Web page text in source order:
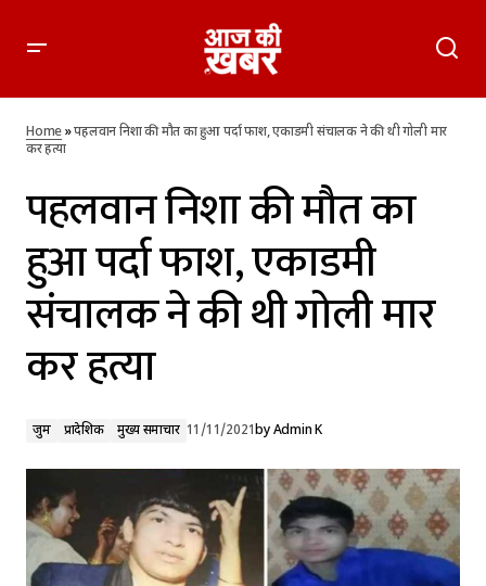
गोली मार कर हत्या
Home»पहलवान निशा की मौत का हुआ पर्दा फाश, एकाडमी संचालक ने की थी गोली मार
कर हत्या
पहलवान निशा की मौत का
हुआ पर्दा फाश, एकाडमी
संचालक ने की थी गोली मार
कर हत्या
जुर्म प्रादेशिक मुख्य समाचार 11/11/2021byAdmin K